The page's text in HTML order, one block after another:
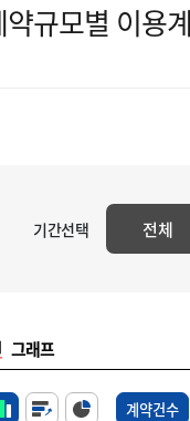
약규모별 이용
기간선택 전체
그래프
계약건수